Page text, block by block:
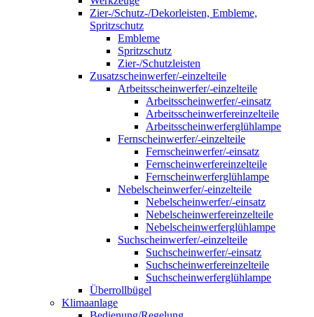
Zier-/Schutz-/Dekorleisten, Embleme,
Spritzschutz
Embleme
Spritzschutz
Zier-/Schutzleisten
Zusatzscheinwerfer/-einzelteile
Arbeitsscheinwerfer/-einzelteile
Arbeitsscheinwerfer/-einsatz
Arbeitsscheinwerfereinzelteile
Arbeitsscheinwerferglühlampe
Fernscheinwerfer/-einzelteile
Fernscheinwerfer/-einsatz
Fernscheinwerfereinzelteile
Fernscheinwerferglühlampe
Nebelscheinwerfer/-einzelteile
Nebelscheinwerfer/-einsatz
Nebelscheinwerfereinzelteile
Nebelscheinwerferglühlampe
Suchscheinwerfer/-einzelteile
Suchscheinwerfer/-einsatz
Suchscheinwerfereinzelteile
Suchscheinwerferglühlampe
Überrollbügel
Klimaanlage